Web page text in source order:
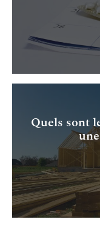
Quels sont